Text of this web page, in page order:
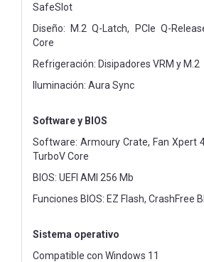
SafeSlot
Diseño: M.2 Q-Latch, PCIe Q-
Core
Refrigeración: Disipadores VRM y M.2
Iluminación: Aura Sync
Software y BIOS
Software: Armoury Crate, Fan Xpert
TurboV Core
BIOS: UEFI AMI 256 Mb
Funciones BIOS: EZ Flash, CrashFree
Sistema operativo
Compatible con Windows 11